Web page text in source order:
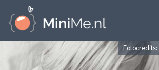
ZWANGER WORDEN
Fotocredits: